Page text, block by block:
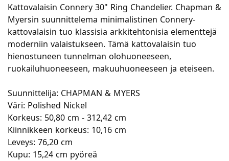
Kattovalaisin Connery 30" Ring Chandelier. Chapman &
Myersin suunnittelema minimalistinen Connery-
kattovalaisin tuo klassisia arkkitehtonisia elementtejä
moderniin valaistukseen. Tämä kattovalaisin tuo
hienostuneen tunnelman olohuoneeseen,
ruokailuhuoneeseen, makuuhuoneeseen ja eteiseen.
Suunnittelija: CHAPMAN & MYERS
Väri: Polished Nickel
Korkeus: 50,80 cm - 312,42 cm
Kiinnikkeen korkeus: 10,16 cm
Leveys: 76,20 cm
Kupu: 15,24 cm pyöreä